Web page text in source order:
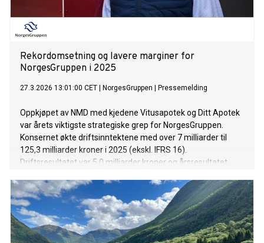
Rekordomsetning og lavere marginer for
NorgesGruppen i 2025
27.3.2026 13:01:00 CET NorgesGruppen Pressemelding
Oppkjøpet av NMD med kjedene Vitusapotek og Ditt Apotek
var årets viktigste strategiske grep for NorgesGruppen.
Konsernet økte driftsinntektene med over 7 milliarder til
125,3 milliarder kroner i 2025 (ekskl. IFRS 16).
Driftsresultatet var 5,0 milliarder kroner og årsresultatet